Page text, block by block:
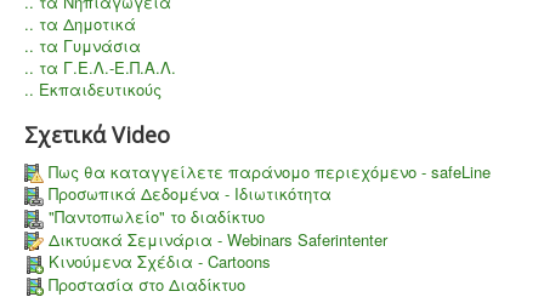
.. τα Δημοτικά
.. τα Γυμνάσια
.. τα Γ.Ε.Λ.-Ε.Π.Α.Λ.
.. Εκπαιδευτικούς
Σχετικά Video
Πως θα καταγγείλετε παράνομο περιεχόμενο - safeLine
Προσωπικά Δεδομένα - Ιδιωτικότητα
"Παντοπωλείο" το διαδίκτυο
Δικτυακά Σεμινάρια - Webinars Saferintenter
Κινούμενα Σχέδια - Cartoons
Προστασία στο Διαδίκτυο